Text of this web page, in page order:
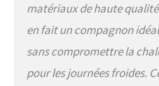
matériaux de haute
en fait un compagnon
sans compromettre la
pour les journées froides.